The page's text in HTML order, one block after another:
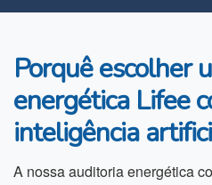
Porquê escolher
energética Lifee
inteligência
A nossa auditoria energética